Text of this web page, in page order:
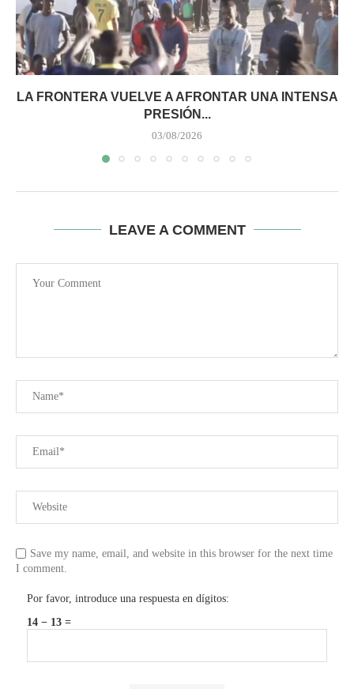
LA FRONTERA VUELVE A AFRONTAR UNA INTENSA
PRESIÓN...
03/08/2026
LEAVE A COMMENT
Save my name, email, and website in this browser for the next time
I comment.
Por favor, introduce una respuesta en dígitos:
14 − 13 =